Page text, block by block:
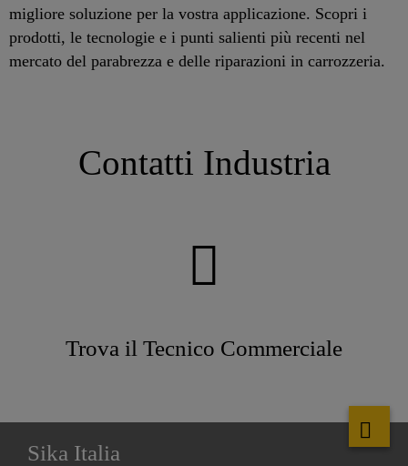
migliore soluzione per la vostra applicazione. Scopri i
prodotti, le tecnologie e i punti salienti più recenti nel
mercato del parabrezza e delle riparazioni in carrozzeria.
Contatti Industria
Trova il Tecnico Commerciale
Sika Italia